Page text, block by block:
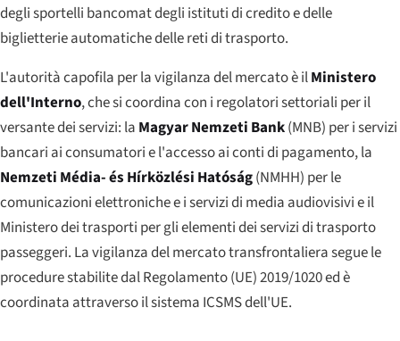
degli sportelli bancomat degli istituti di credito e delle
biglietterie automatiche delle reti di trasporto.
L'autorità capofila per la vigilanza del mercato è ilMinistero
dell'Interno, che si coordina con i regolatori settoriali per il
versante dei servizi: la Magyar Nemzeti Bank(MNB) per i servizi
bancari ai consumatori e l'accesso ai conti di pagamento, la
Nemzeti Média- és Hírközlési Hatóság(NMHH) per le
comunicazioni elettroniche e i servizi di media audiovisivi e il
Ministero dei trasporti per gli elementi dei servizi di trasporto
passeggeri. La vigilanza del mercato transfrontaliera segue le
procedure stabilite dal Regolamento (UE) 2019/1020 ed è
coordinata attraverso il sistema ICSMS dell'UE.